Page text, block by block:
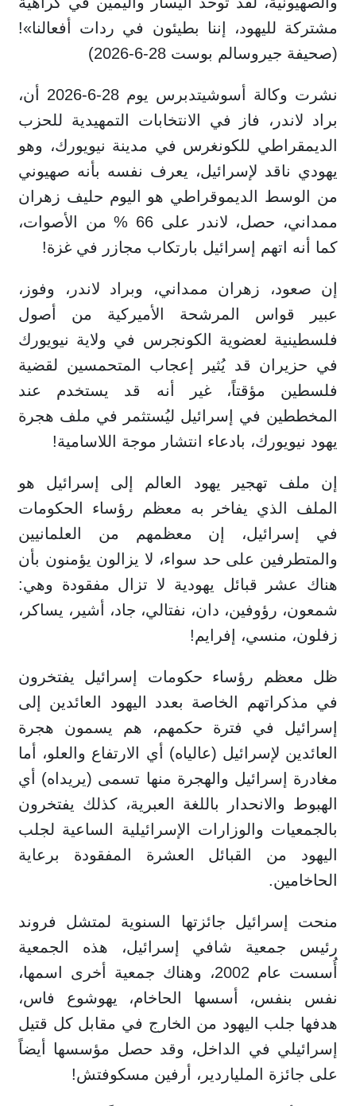
مشتركة لليهود، إننا بطيئون في ردات أفعالنا»!
(صحيفة جيروسالم بوست 28-6-2026)
نشرت وكالة أسوشيتدبرس يوم 28-6-2026 أن،
براد لاندر، فاز في الانتخابات التمهيدية للحزب
الديمقراطي للكونغرس في مدينة نيويورك، وهو
يهودي ناقد لإسرائيل، يعرف نفسه بأنه صهيوني
من الوسط الديموقراطي هو اليوم حليف زهران
ممداني، حصل، لاندر على 66 % من الأصوات،
كما أنه اتهم إسرائيل بارتكاب مجازر في غزة!
إن صعود، زهران ممداني، وبراد لاندر، وفوز،
عبير قواس المرشحة الأميركية من أصول
فلسطينية لعضوية الكونجرس في ولاية نيويورك
في حزيران قد يُثير إعجاب المتحمسين لقضية
فلسطين مؤقتاً، غير أنه قد يستخدم عند
المخططين في إسرائيل ليُستثمر في ملف هجرة
يهود نيويورك، بادعاء انتشار موجة اللاسامية!
إن ملف تهجير يهود العالم إلى إسرائيل هو
الملف الذي يفاخر به معظم رؤساء الحكومات
في إسرائيل، إن معظمهم من العلمانيين
والمتطرفين على حد سواء، لا يزالون يؤمنون بأن
هناك عشر قبائل يهودية لا تزال مفقودة وهي:
شمعون، رؤوفين، دان، نفتالي، جاد، أشير، يساكر،
زفلون، منسي، إفرايم!
ظل معظم رؤساء حكومات إسرائيل يفتخرون
في مذكراتهم الخاصة بعدد اليهود العائدين إلى
إسرائيل في فترة حكمهم، هم يسمون هجرة
العائدين لإسرائيل (عالياه) أي الارتفاع والعلو، أما
مغادرة إسرائيل والهجرة منها تسمى (يريداه) أي
الهبوط والانحدار باللغة العبرية، كذلك يفتخرون
بالجمعيات والوزارات الإسرائيلية الساعية لجلب
اليهود من القبائل العشرة المفقودة برعاية
الحاخامين.
منحت إسرائيل جائزتها السنوية لمتشل فروند
رئيس جمعية شافي إسرائيل، هذه الجمعية
أُسست عام 2002، وهناك جمعية أخرى اسمها،
نفس بنفس، أسسها الحاخام، يهوشوع فاس،
هدفها جلب اليهود من الخارج في مقابل كل قتيل
إسرائيلي في الداخل، وقد حصل مؤسسها أيضاً
على جائزة الملياردير، أرفين مسكوفتش!